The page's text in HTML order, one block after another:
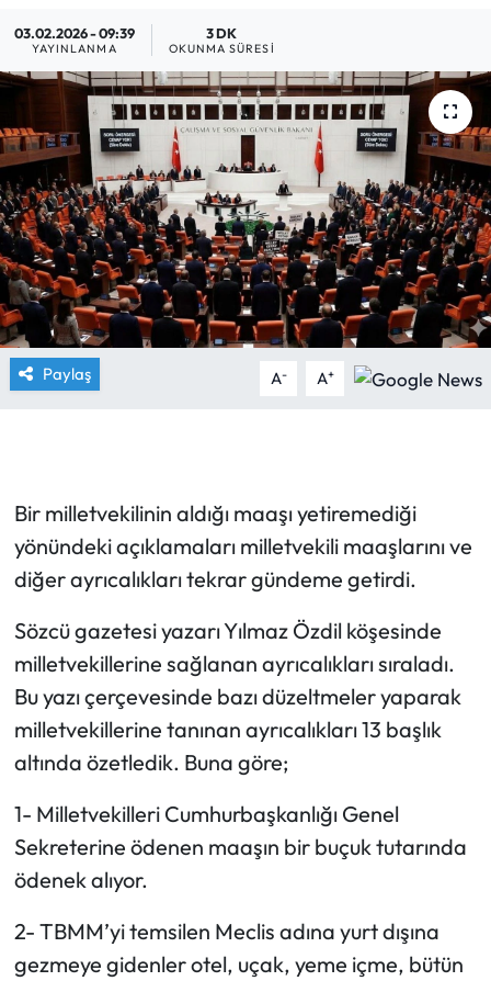
03.02.2026 - 09:39
YAYINLANMA
3 DK
OKUNMA SÜRESI
Paylaş A- A+
Bir milletvekilinin aldığı maaşı yetiremediği
yönündeki açıklamaları milletvekili maaşlarını ve
diğer ayrıcalıkları tekrar gündeme getirdi.
Sözcü gazetesi yazarı Yılmaz Özdil köşesinde
milletvekillerine sağlanan ayrıcalıkları sıraladı.
Bu yazı çerçevesinde bazı düzeltmeler yaparak
milletvekillerine tanınan ayrıcalıkları 13 başlık
altında özetledik. Buna göre;
1- Milletvekilleri Cumhurbaşkanlığı Genel
Sekreterine ödenen maaşın bir buçuk tutarında
ödenek alıyor.
2- TBMM’yi temsilen Meclis adına yurt dışına
gezmeye gidenler otel, uçak, yeme içme, bütün